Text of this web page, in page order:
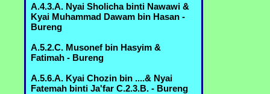
A.4.3.A. Nyai Sholicha binti Nawawi &
Kyai Muhammad Dawam bin Hasan -
Bureng
A.5.2.C. Musonef bin Hasyim &
Fatimah - Bureng
A.5.6.A. Kyai Chozin bin ....& Nyai
Fatemah binti Ja'far C.2.3.B. - Bureng